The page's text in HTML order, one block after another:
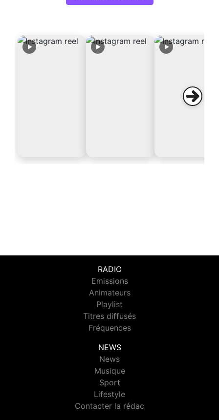
RADIO
Emissions
Animateurs
Playlist
Titres diffusés
Fréquences
NEWS
News
Musique
Sport
Lifestyle
Contacter la rédac